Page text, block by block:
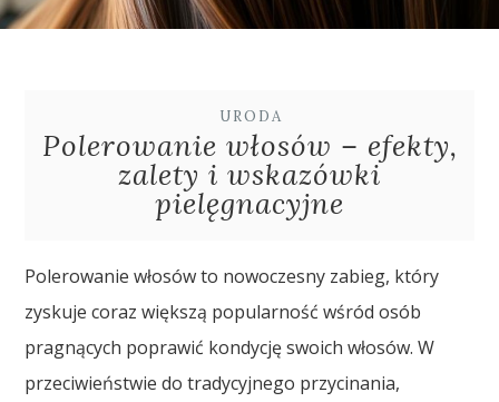
URODA
Polerowanie włosów – efekty,
zalety i wskazówki
pielęgnacyjne
Polerowanie włosów to nowoczesny zabieg, który
zyskuje coraz większą popularność wśród osób
pragnących poprawić kondycję swoich włosów. W
przeciwieństwie do tradycyjnego przycinania,